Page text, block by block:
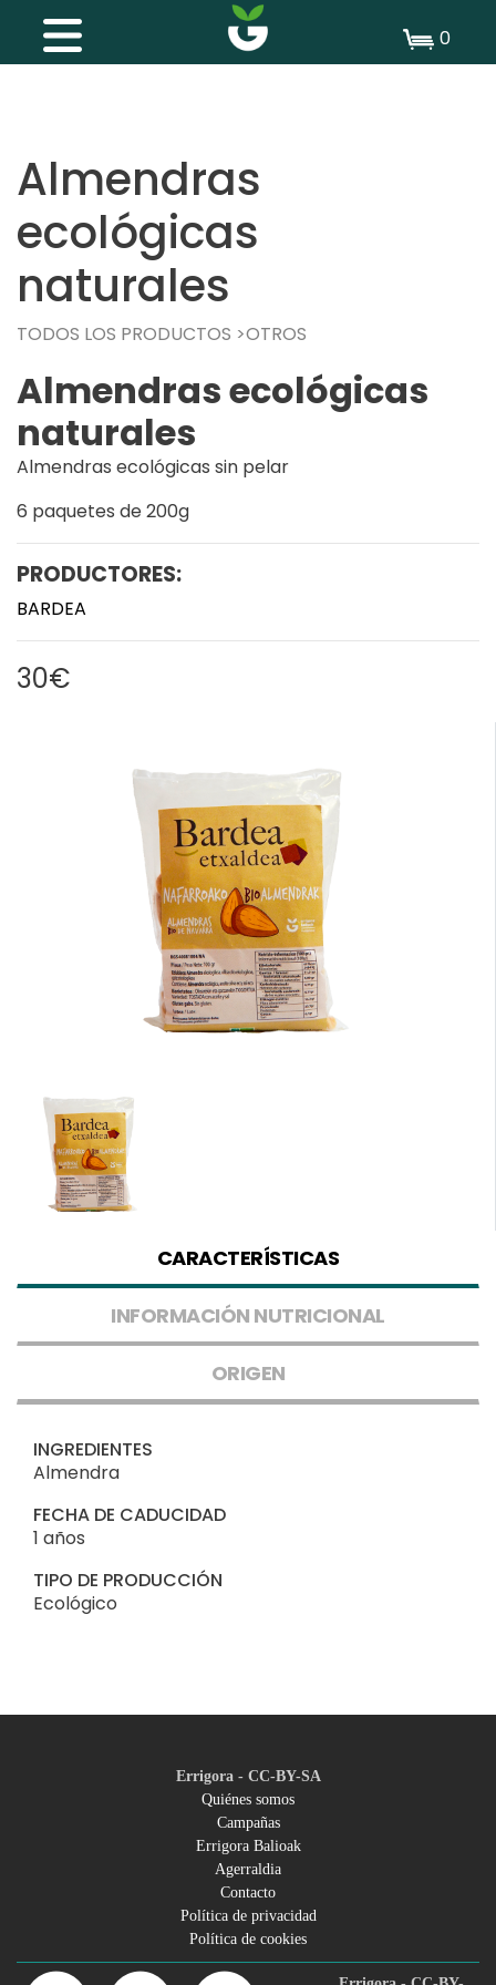
0
Almendras
ecológicas
naturales
TODOS LOS PRODUCTOS OTROS
Almendras ecológicas
naturales
Almendras ecológicas sin pelar
6 paquetes de 200g
PRODUCTORES:
BARDEA
30€
CARACTERÍSTICAS
INFORMACIÓN NUTRICIONAL
ORIGEN
INGREDIENTES
Almendra
FECHA DE CADUCIDAD
1 años
TIPO DE PRODUCCIÓN
Ecológico
Footer
menu
Errigora - CC-BY-SA
Quiénes somos
Campañas
Errigora Balioak
Agerraldia
Contacto
Política de privacidad
Política de cookies